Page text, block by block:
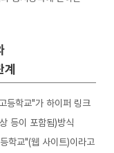
등학교"가 하이퍼 링크
등이 포함됨)방식
학교"(웹 사이트)이라고